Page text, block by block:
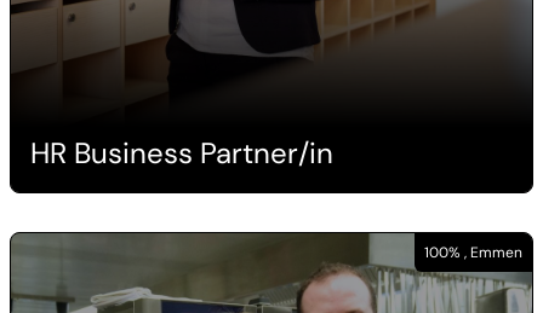
HR Business Partner/in
100% , Emmen